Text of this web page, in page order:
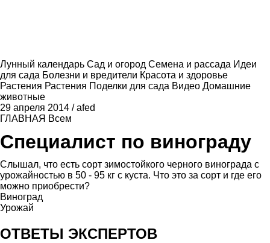
Лунный календарь Сад и огород Семена и рассада Идеи
для сада Болезни и вредители Красота и здоровье
Растения Растения Поделки для сада Видео Домашние
животные
29 апреля 2014 /afed
ГЛАВНАЯ Всем
Специалист по винограду
Слышал, что есть сорт зимостойкого черного винограда с
урожайностью в 50 - 95 кг с куста. Что это за сорт и где его
можно приобрести?
Виноград
Урожай
ОТВЕТЫ ЭКСПЕРТОВ